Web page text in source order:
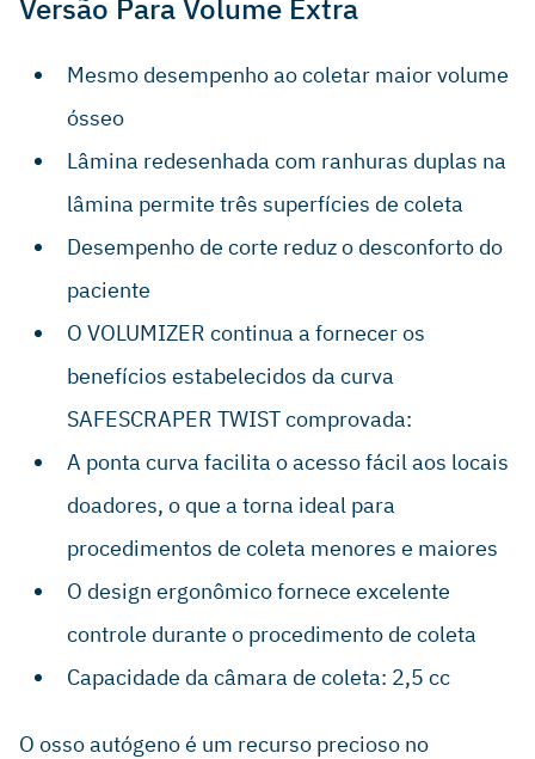
Versão Para Volume Extra
Mesmo desempenho ao coletar maior volume
ósseo
Lâmina redesenhada com ranhuras duplas na
lâmina permite três superfícies de coleta
Desempenho de corte reduz o desconforto do
paciente
O VOLUMIZER continua a fornecer os
benefícios estabelecidos da curva
SAFESCRAPER TWIST comprovada:
A ponta curva facilita o acesso fácil aos locais
doadores, o que a torna ideal para
procedimentos de coleta menores e maiores
O design ergonômico fornece excelente
controle durante o procedimento de coleta
Capacidade da câmara de coleta: 2,5 cc
O osso autógeno é um recurso precioso no